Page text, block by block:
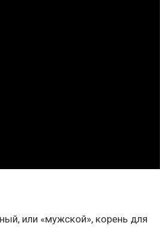
или «мужской», корень для